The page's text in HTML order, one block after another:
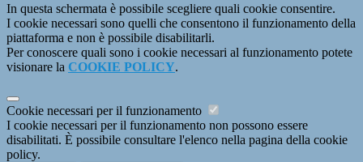
In questa schermata è possibile scegliere quali cookie consentire.
I cookie necessari sono quelli che consentono il funzionamento della
piattaforma e non è possibile disabilitarli.
Per conoscere quali sono i cookie necessari al funzionamento potete
visionare la COOKIE POLICY.
Cookie necessari per il funzionamento
I cookie necessari per il funzionamento non possono essere
disabilitati. È possibile consultare l'elenco nella pagina della cookie
policy.